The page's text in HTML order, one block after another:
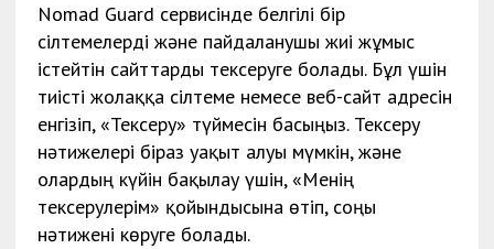
Nomad Guard сервисінде белгілі бір
сілтемелерді және пайдаланушы жиі жұмыс
істейтін сайттарды тексеруге болады. Бұл үшін
тиісті жолаққа сілтеме немесе веб-сайт адресін
енгізіп, «Тексеру» түймесін басыңыз. Тексеру
нәтижелері біраз уақыт алуы мүмкін, және
олардың күйін бақылау үшін, «Менің
тексерулерім» қойындысына өтіп, соңғы
нәтижені көруге болады.